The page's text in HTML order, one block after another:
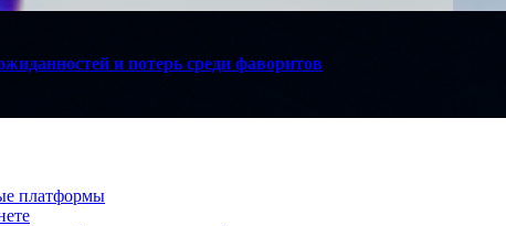
и потерь среди фаворитов
платформы